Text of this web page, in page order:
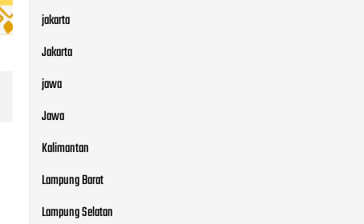
jakarta
Jakarta
jawa
Jawa
Kalimantan
Lampung Barat
Lampung Selatan